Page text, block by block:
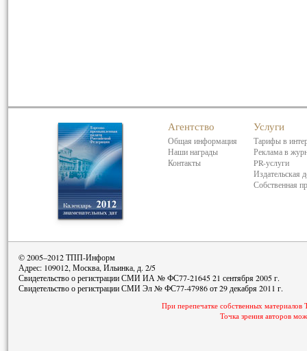
Агентство
Общая информация
Наши награды
Контакты
Услуги
Тарифы в
Реклама в
PR-услуги
Издательская
Собственная
© 2005–2012 ТПП-Информ
Адрес: 109012, Москва, Ильинка, д. 2/5
Свидетельство о регистрации СМИ ИА № ФС77-21645 21 сентября 2005 г.
Свидетельство о регистрации СМИ Эл № ФС77-47986 от 29 декабря 2011 г.
При перепечатке собственных
Точка зрения авторов